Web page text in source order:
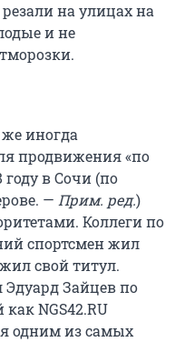
на улицах на
и не
иногда
продвижения «по
году в Сочи (по
— Прим. ред.)
Коллеги по
спортсмен жил
свой титул.
Эдуард Зайцев по
NGS42.RU
одним из самых